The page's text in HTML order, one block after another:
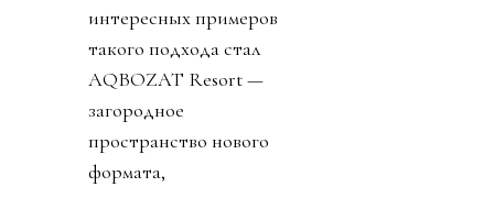
интересных примеров
такого подхода стал
AQBOZAT Resort —
загородное
пространство нового
формата,